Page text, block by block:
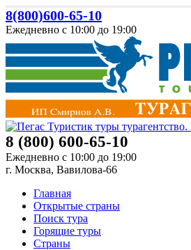
8(800)600-65-10
Ежедневно с 10:00 до 19:00
8 (800) 600-65-10
Ежедневно с 10:00 до 19:00
г. Москва, Вавилова-66
Главная
Открытые страны
Поиск тура
Горящие туры
Страны